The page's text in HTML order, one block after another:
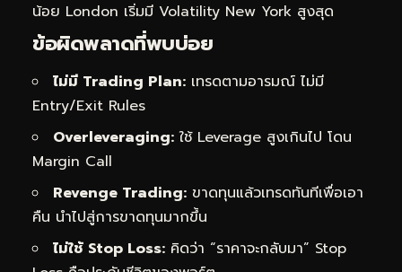
น้อย London เริ่มมี Volatility New York สูงสุด
ข้อผิดพลาดที่พบบ่อย
ไม่มี Trading Plan: เทรดตามอารมณ์ ไม่มี
Entry/Exit Rules
Overleveraging: ใช้ Leverage สูงเกินไป โดน
Margin Call
Revenge Trading: ขาดทุนแล้วเทรดทันทีเพื่อเอา
คืน นำไปสู่การขาดทุนมากขึ้น
ไม่ใช้ Stop Loss: คิดว่า “ราคาจะกลับมา” Stop